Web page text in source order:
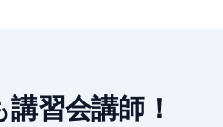
習会講師！